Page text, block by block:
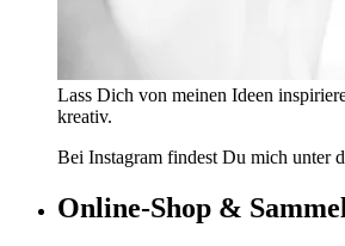
Lass Dich von meinen Ideen
kreativ.
Bei Instagram findest Du mich unter
Online-Shop &